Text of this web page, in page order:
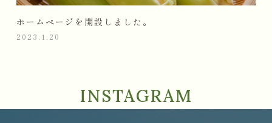
ホームページを開設しました。
2023.1.20
INSTAGRAM